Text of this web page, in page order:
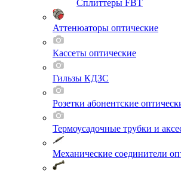
Сплиттеры FBT
Аттенюаторы оптические
Кассеты оптические
Гильзы КДЗС
Розетки абонентские
Термоусадочные трубки и
Механические соединители